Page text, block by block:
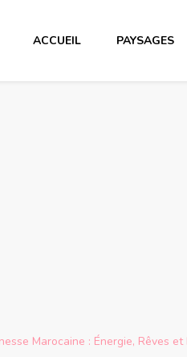
ACCUEIL PAYSAGES
Marocaine : Énergie, Rêves et